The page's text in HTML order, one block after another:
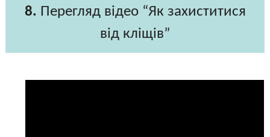
8. Перегляд відео “Як захиститися
від кліщів”